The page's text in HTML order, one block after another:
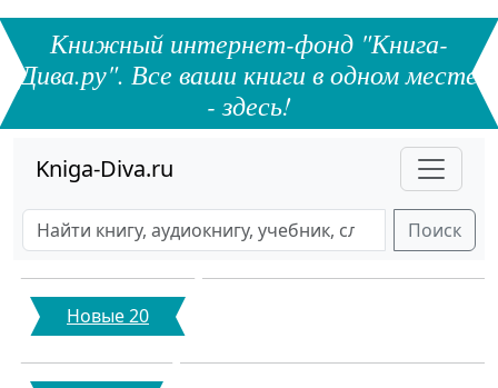
Книжный интернет-фонд "Книга-
Дива.ру". Все ваши книги в одном месте
- здесь!
Kniga-Diva.ru
Поиск
Новые 20